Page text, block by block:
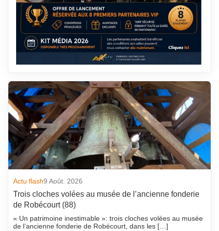
Actu flash9 Août. 2026
Trois cloches volées au musée de l’ancienne fonderie
de Robécourt (88)
« Un patrimoine inestimable »: trois cloches volées au musée
de l’ancienne fonderie de Robécourt, dans les […]